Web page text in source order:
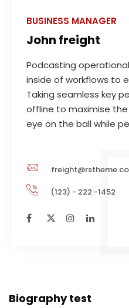
BUSINESS MANAGER
John freight
Podcasting
inside of workflows to
Taking seamless key
offline to maximise
eye on the ball while
(123) - 222 -1452
Biography test